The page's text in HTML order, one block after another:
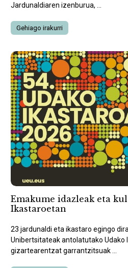
Jardunaldiaren izenburua, ...
Gehiago irakurri
Emakume idazleak eta
Ikastaroetan
23 jardunaldi eta ikastaro egingo
Unibertsitateak antolatutako Udako
gizartearentzat garrantzitsuak ...